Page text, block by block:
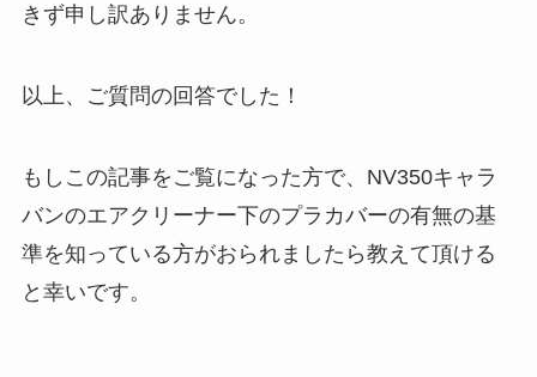
きず申し訳ありません。
以上、ご質問の回答でした！
もしこの記事をご覧になった方で、NV350キャラ
バンのエアクリーナー下のプラカバーの有無の基
準を知っている方がおられましたら教えて頂ける
と幸いです。